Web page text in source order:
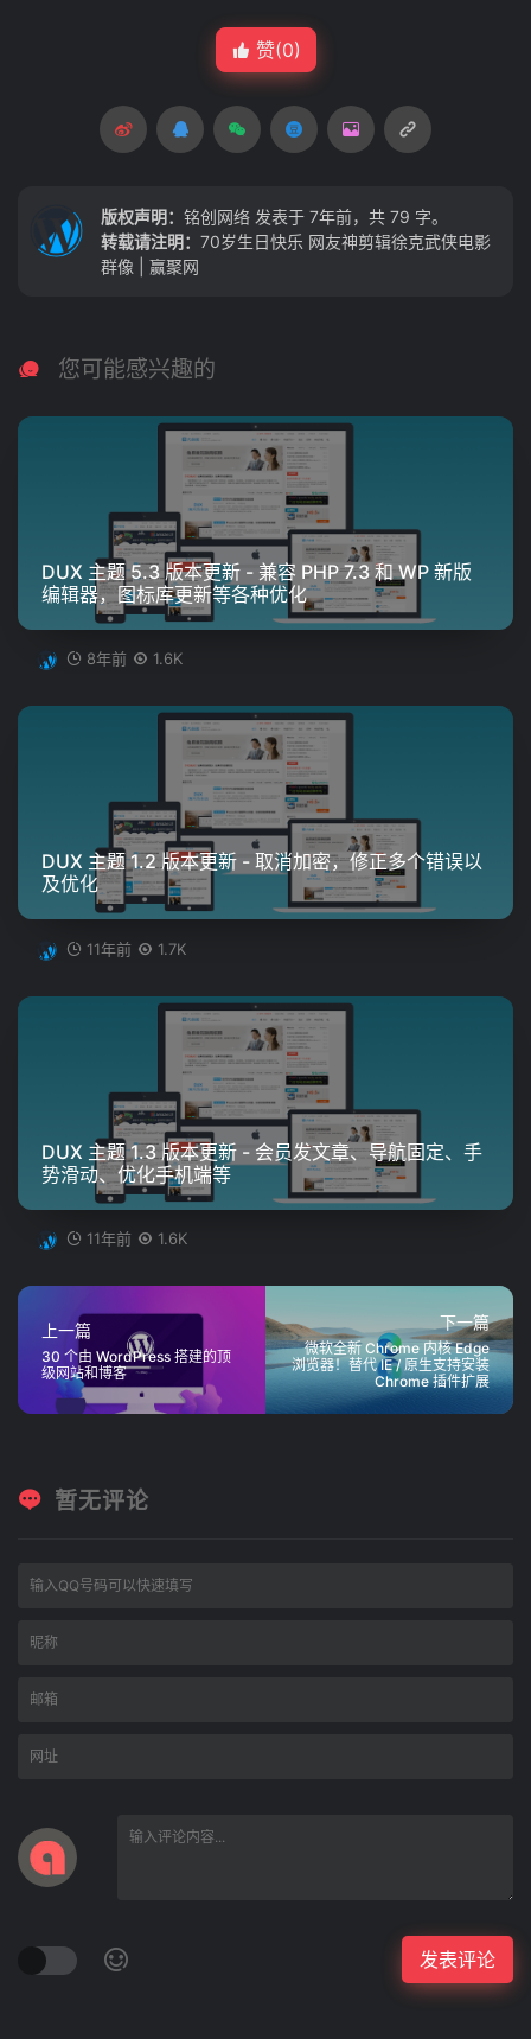
赞(0)
版权声明： 铭创网络 发表于 7年前，共 79 字。
转载请注明： 70岁生日快乐 网友神剪辑徐克武侠电影
群像 | 赢聚网
您可能感兴趣的
DUX 主题 5.3 版本更新 - 兼容 PHP 7.3 和 WP 新版
编辑器，图标库更新等各种优化
8年前 1.6K
DUX 主题 1.2 版本更新 - 取消加密，修正多个错误以
及优化
11年前 1.7K
DUX 主题 1.3 版本更新 - 会员发文章、导航固定、手
势滑动、优化手机端等
11年前 1.6K
上一篇
30 个由 WordPress 搭建的顶
级网站和博客
下一篇
微软全新 Chrome 内核 Edge
浏览器！替代 IE / 原生支持安装
Chrome 插件扩展
暂无评论